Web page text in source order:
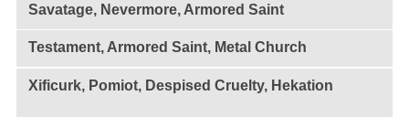
Savatage, Nevermore, Armored Saint
Testament, Armored Saint, Metal Church
Xificurk, Pomiot, Despised Cruelty, Hekation